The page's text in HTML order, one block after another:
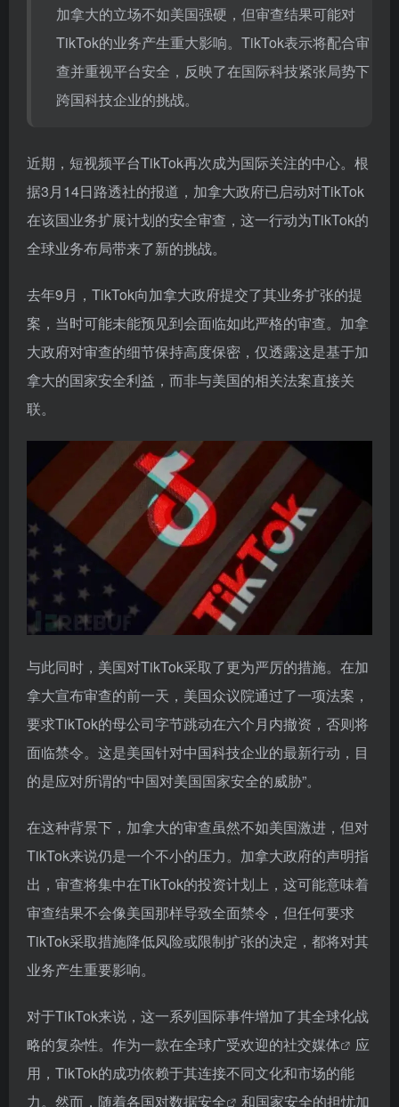
加拿大的立场不如美国强硬，但审查结果可能对
TikTok的业务产生重大影响。TikTok表示将配合审
查并重视平台安全，反映了在国际科技紧张局势下
跨国科技企业的挑战。
近期，短视频平台TikTok再次成为国际关注的中心。根
据3月14日路透社的报道，加拿大政府已启动对TikTok
在该国业务扩展计划的安全审查，这一行动为TikTok的
全球业务布局带来了新的挑战。
去年9月，TikTok向加拿大政府提交了其业务扩张的提
案，当时可能未能预见到会面临如此严格的审查。加拿
大政府对审查的细节保持高度保密，仅透露这是基于加
拿大的国家安全利益，而非与美国的相关法案直接关
联。
与此同时，美国对TikTok采取了更为严厉的措施。在加
拿大宣布审查的前一天，美国众议院通过了一项法案，
要求TikTok的母公司字节跳动在六个月内撤资，否则将
面临禁令。这是美国针对中国科技企业的最新行动，目
的是应对所谓的“中国对美国国家安全的威胁”。
在这种背景下，加拿大的审查虽然不如美国激进，但对
TikTok来说仍是一个不小的压力。加拿大政府的声明指
出，审查将集中在TikTok的投资计划上，这可能意味着
审查结果不会像美国那样导致全面禁令，但任何要求
TikTok采取措施降低风险或限制扩张的决定，都将对其
业务产生重要影响。
对于TikTok来说，这一系列国际事件增加了其全球化战
略的复杂性。作为一款在全球广受欢迎的社交媒体
应
用，TikTok的成功依赖于其连接不同文化和市场的能
力。然而，随着各国对数据安全 和国家安全的担忧加